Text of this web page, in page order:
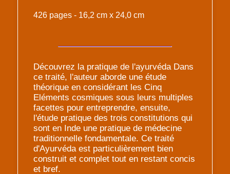
426 pages - 16,2 cm x 24,0 cm
Découvrez la pratique de l'ayurvéda Dans
ce traité, l'auteur aborde une étude
théorique en considérant les Cinq
Eléments cosmiques sous leurs multiples
facettes pour entreprendre, ensuite,
l'étude pratique des trois constitutions qui
sont en Inde une pratique de médecine
traditionnelle fondamentale. Ce traité
d'Ayurvéda est particulièrement bien
construit et complet tout en restant concis
et bref.